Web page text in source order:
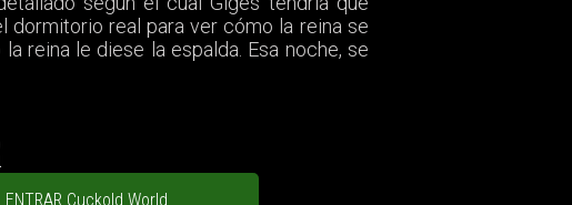
dormitorio real para ver cómo la reina se
reina le diese la espalda. Esa noche, se
ENTRAR Cuckold World